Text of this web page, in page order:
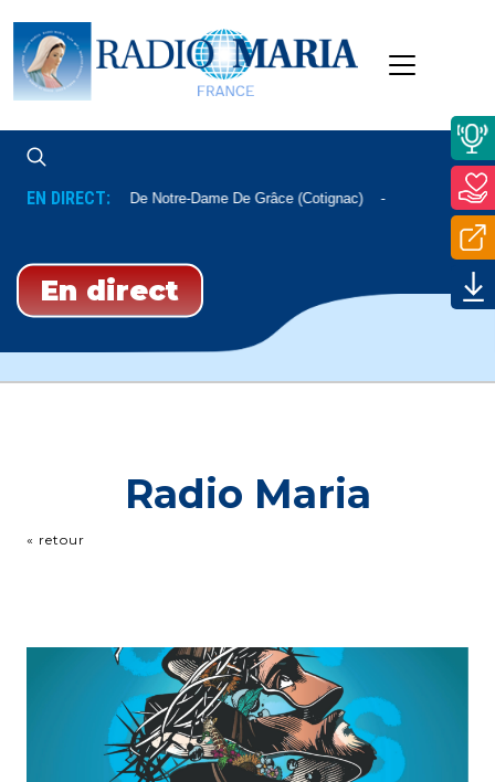
EN DIRECT:Messe De Notre-Dame De Grâce (Cotignac) Tous Les Lundis
En direct
Radio Maria
« retour